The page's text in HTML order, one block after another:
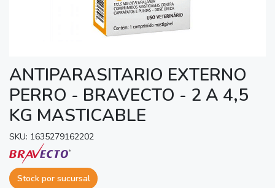
ANTIPARASITARIO EXTERNO
PERRO - BRAVECTO - 2 A 4,5
KG MASTICABLE
SKU: 1635279162202
Stock por sucursal